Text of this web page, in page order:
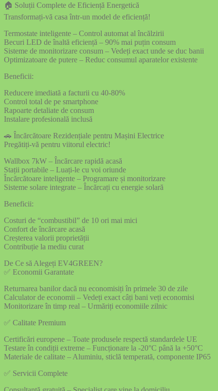
🏠 Soluții Complete de Eficiență Energetică
Transformați-vă casa într-un model de eficiență!
Termostate inteligente – Control automat al încălzirii
Becuri LED de înaltă eficiență – 90% mai puțin consum
Sisteme de monitorizare consum – Vedeți exact unde se duc banii
Optimizatoare de putere – Reduc consumul aparatelor existente
Beneficii:
Reducere imediată a facturii cu 40-80%
Control total de pe smartphone
Rapoarte detaliate de consum
Instalare profesională inclusă
🚗 Încărcătoare Rezidențiale pentru Mașini Electrice
Pregătiți-vă pentru viitorul electric!
Wallbox 7kW – Încărcare rapidă acasă
Stații portabile – Luați-le cu voi oriunde
Încărcătoare inteligente – Programare și monitorizare
Sisteme solare integrate – Încărcați cu energie solară
Beneficii:
Costuri de “combustibil” de 10 ori mai mici
Confort de încărcare acasă
Creșterea valorii proprietății
Contribuție la mediu curat
De Ce să Alegeți EV4GREEN?
✅ Economii Garantate
Returnarea banilor dacă nu economisiți în primele 30 de zile
Calculator de economii – Vedeți exact câți bani veți economisi
Monitorizare în timp real – Urmăriți economiile zilnic
✅ Calitate Premium
Certificări europene – Toate produsele respectă standardele UE
Testare în condiții extreme – Funcționare la -20°C până la +50°C
Materiale de calitate – Aluminiu, sticlă temperată, componente IP65
✅ Servicii Complete